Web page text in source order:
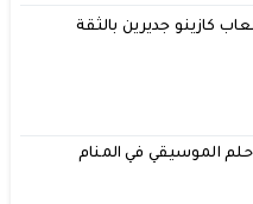
كازينو جديرين بالثقة
الموسيقي في المنام